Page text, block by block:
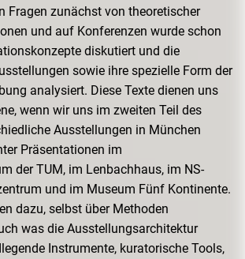
Fragen zunächst von theoretischer
und auf Konferenzen wurde schon
diskutiert und die
sowie ihre spezielle Form der
analysiert. Diese Texte dienen uns
wenn wir uns im zweiten Teil des
Ausstellungen in München
Präsentationen im
der TUM, im Lenbachhaus, im NS-
und im Museum Fünf Kontinente.
dazu, selbst über Methoden
was die Ausstellungsarchitektur
Instrumente, kuratorische Tools,